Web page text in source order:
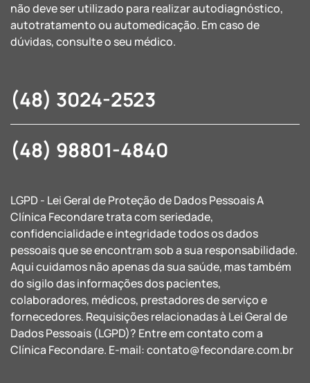
não deve ser utilizado para realizar autodiagnóstico,
autotratamento ou automedicação. Em caso de
dúvidas, consulte o seu médico.
(48) 3024-2523
(48) 98801-4840
LGPD - Lei Geral de Proteção de Dados Pessoais A
Clínica Fecondare trata com seriedade,
confidencialidade e integridade todos os dados
pessoais que se encontram sob a sua responsabilidade.
Aqui cuidamos não apenas da sua saúde, mas também
do sigilo das informações dos pacientes,
colaboradores, médicos, prestadores de serviço e
fornecedores. Requisições relacionadas à Lei Geral de
Dados Pessoais (LGPD)? Entre em contato com a
Clínica Fecondare. E-mail:contato@fecondare.com.br